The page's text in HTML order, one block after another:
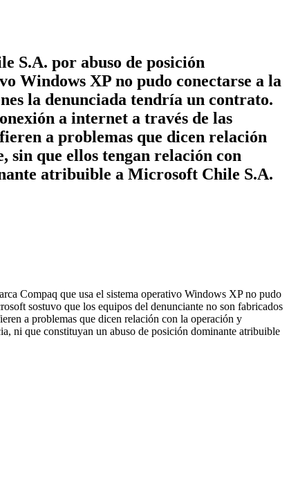
S.A. por abuso de posición
Windows XP no pudo conectarse a la
la denunciada tendría un contrato.
a internet a través de las
a problemas que dicen relación
que ellos tengan relación con
atribuible a Microsoft Chile S.A.
Compaq que usa el sistema operativo Windows XP no pudo
sostuvo que los equipos del denunciante no son fabricados
a problemas que dicen relación con la operación y
ni que constituyan un abuso de posición dominante atribuible